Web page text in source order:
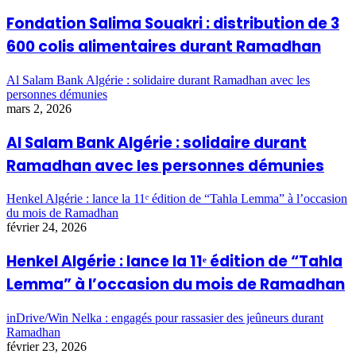
Fondation Salima Souakri : distribution de 3
600 colis alimentaires durant Ramadhan
Al Salam Bank Algérie : solidaire durant Ramadhan avec les
personnes démunies
mars 2, 2026
Al Salam Bank Algérie : solidaire durant
Ramadhan avec les personnes démunies
Henkel Algérie : lance la 11ᵉ édition de “Tahla Lemma” à l’occasion
du mois de Ramadhan
février 24, 2026
Henkel Algérie : lance la 11ᵉ édition de “Tahla
Lemma” à l’occasion du mois de Ramadhan
inDrive/Win Nelka : engagés pour rassasier des jeûneurs durant
Ramadhan
février 23, 2026